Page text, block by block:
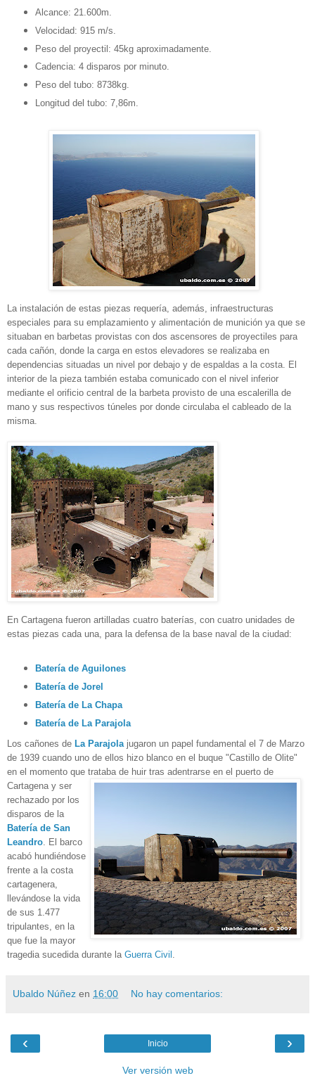
Alcance: 21.600m.
Velocidad: 915 m/s.
Peso del proyectil: 45kg aproximadamente.
Cadencia: 4 disparos por minuto.
Peso del tubo: 8738kg.
Longitud del tubo: 7,86m.
La instalación de estas piezas requería, además, infraestructuras
especiales para su emplazamiento y alimentación de munición ya que se
situaban en barbetas provistas con dos ascensores de proyectiles para
cada cañón, donde la carga en estos elevadores se realizaba en
dependencias situadas un nivel por debajo y de espaldas a la costa. El
interior de la pieza también estaba comunicado con el nivel inferior
mediante el orificio central de la barbeta provisto de una escalerilla de
mano y sus respectivos túneles por donde circulaba el cableado de la
misma.
En Cartagena fueron artilladas cuatro baterías, con cuatro unidades de
estas piezas cada una, para la defensa de la base naval de la ciudad:
Batería de Aguilones
Batería de Jorel
Batería de La Chapa
Batería de La Parajola
Los cañones de La Parajola jugaron un papel fundamental el 7 de Marzo
de 1939 cuando uno de ellos hizo blanco en el buque "Castillo de Olite"
en el momento que trataba de huir tras adentrarse en el puerto de
Cartagena y ser
rechazado por los
disparos de la
Batería de San
Leandro
El barco
acabó hundiéndose
frente a la costa
cartagenera,
llevándose la vida
de sus 1.477
tripulantes, en la
que fue la mayor
tragedia sucedida durante la Guerra Civil
Ubaldo Núñez en 16:00 No hay comentarios:
‹ ›
Inicio
Ver versión web